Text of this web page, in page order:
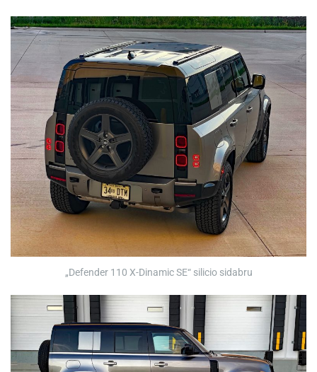
„Defender 110 X-Dinamic SE“ silicio sidabru